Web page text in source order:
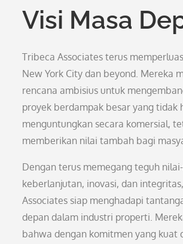
Visi Masa
Tribeca Associates terus
New York City dan beyond. Mereka
rencana ambisius untuk
proyek berdampak besar yang tidak
menguntungkan secara komersial,
memberikan nilai tambah bagi
Dengan terus memegang teguh
keberlanjutan, inovasi, dan
Associates siap menghadapi
depan dalam industri properti.
bahwa dengan komitmen yang kuat